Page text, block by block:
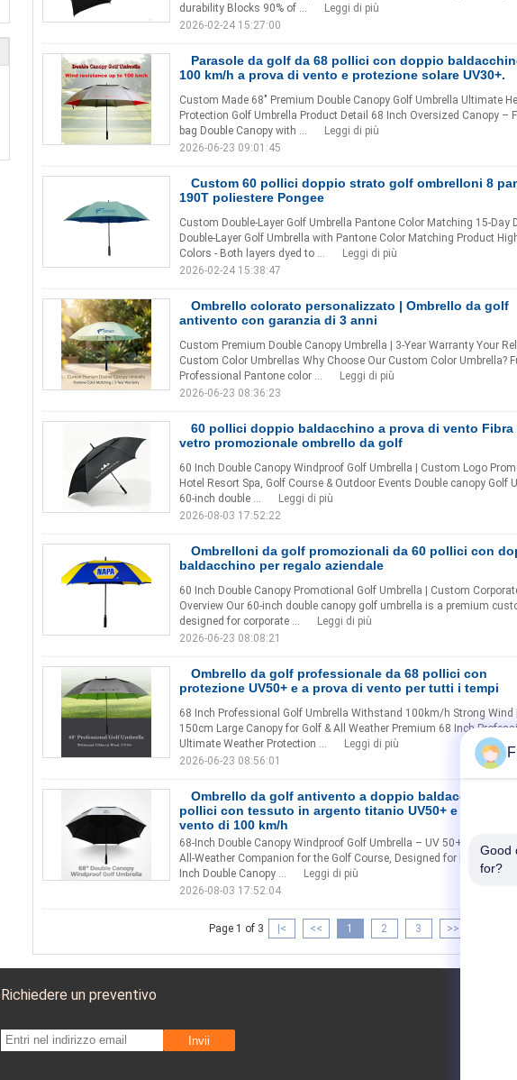
durability Blocks 90% of ...
Leggi di più
2026-02-24 15:27:00
Parasole da golf da 68 pollici con doppio
100 km/h a prova di vento e protezione solare UV30+.
Custom Made 68" Premium Double Canopy Golf Umbrella Ultimate
Protection Golf Umbrella Product Detail 68 Inch Oversized Canopy –
bag Double Canopy with ...
Leggi di più
2026-06-23 09:01:45
Custom 60 pollici doppio strato golf ombrelloni 8
190T poliestere Pongee
Custom Double-Layer Golf Umbrella Pantone Color Matching 15-Day
Double-Layer Golf Umbrella with Pantone Color Matching Product
Colors - Both layers dyed to ...
Leggi di più
2026-02-24 15:38:47
Ombrello colorato personalizzato | Ombrello da golf
antivento con garanzia di 3 anni
Custom Premium Double Canopy Umbrella | 3-Year Warranty Your
Custom Color Umbrellas Why Choose Our Custom Color Umbrella?
Professional Pantone color ...
Leggi di più
2026-06-23 08:36:23
60 pollici doppio baldacchino a prova di vento Fibra
vetro promozionale ombrello da golf
60 Inch Double Canopy Windproof Golf Umbrella | Custom Logo
Hotel Resort Spa, Golf Course & Outdoor Events Double canopy Golf
60-inch double ...
Leggi di più
2026-08-03 17:52:22
Ombrelloni da golf promozionali da 60 pollici con
baldacchino per regalo aziendale
60 Inch Double Canopy Promotional Golf Umbrella | Custom
Overview Our 60-inch double canopy golf umbrella is a premium
designed for corporate ...
Leggi di più
2026-06-23 08:08:21
Ombrello da golf professionale da 68 pollici con
protezione UV50+ e a prova di vento per tutti i tempi
68 Inch Professional Golf Umbrella Withstand 100km/h Strong Wind |
150cm Large Canopy for Golf & All Weather Premium 68 Inch
Ultimate Weather Protection ...
Leggi di più
2026-06-23 08:56:01
Ombrello da golf antivento a doppio baldacchino da
pollici con tessuto in argento titanio UV50+ e
vento di 100 km/h
68-Inch Double Canopy Windproof Golf Umbrella – UV 50+ Titanium
All-Weather Companion for the Golf Course, Designed for Durability
Inch Double Canopy ...
Leggi di più
2026-08-03 17:52:04
Page 1 of 3 |< << 1 2 3 >>
Richiedere un preventivo
Invii
Good
for?